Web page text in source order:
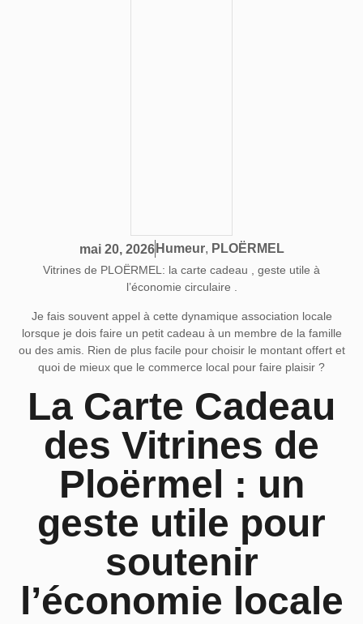
mai 20, 2026 Humeur, PLOËRMEL
Vitrines de PLOËRMEL: la carte cadeau , geste utile à
l’économie circulaire .
Je fais souvent appel à cette dynamique association locale
lorsque je dois faire un petit cadeau à un membre de la famille
ou des amis. Rien de plus facile pour choisir le montant offert et
quoi de mieux que le commerce local pour faire plaisir ?
La Carte Cadeau
des Vitrines de
Ploërmel : un
geste utile pour
soutenir
l’économie locale